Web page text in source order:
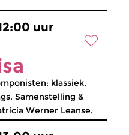
uur
klassiek,
Samenstelling &
Werner Leanse.